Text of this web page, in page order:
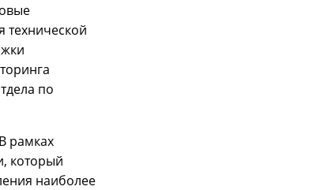
технической
по
рамках
который
наиболее